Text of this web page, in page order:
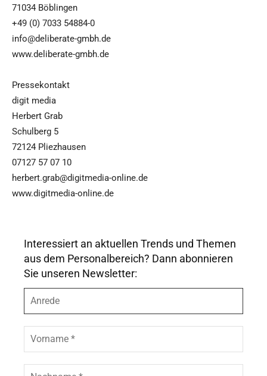
71034 Böblingen
+49 (0) 7033 54884-0
info@deliberate-gmbh.de
www.deliberate-gmbh.de
Pressekontakt
digit media
Herbert Grab
Schulberg 5
72124 Pliezhausen
07127 57 07 10
herbert.grab@digitmedia-online.de
www.digitmedia-online.de
Interessiert an aktuellen Trends und Themen
aus dem Personalbereich? Dann abonnieren
Sie unseren Newsletter:
r
e
e
r
n